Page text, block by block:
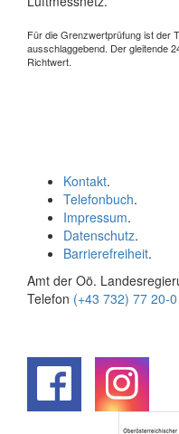
Für die Grenzwertprüfung ist der
ausschlaggebend. Der gleitende
Richtwert.
Kontakt.
Telefonbuch.
Impressum.
Datenschutz.
Barrierefreiheit.
Amt der Oö.
Telefon (+43 732) 77 20-0